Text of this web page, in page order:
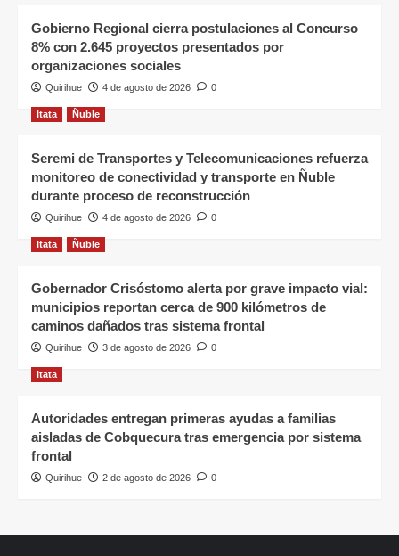
Gobierno Regional cierra postulaciones al Concurso
8% con 2.645 proyectos presentados por
organizaciones sociales
Quirihue 4 de agosto de 2026 0
Itata Ñuble
Seremi de Transportes y Telecomunicaciones refuerza
monitoreo de conectividad y transporte en Ñuble
durante proceso de reconstrucción
Quirihue 4 de agosto de 2026 0
Itata Ñuble
Gobernador Crisóstomo alerta por grave impacto vial:
municipios reportan cerca de 900 kilómetros de
caminos dañados tras sistema frontal
Quirihue 3 de agosto de 2026 0
Itata
Autoridades entregan primeras ayudas a familias
aisladas de Cobquecura tras emergencia por sistema
frontal
Quirihue 2 de agosto de 2026 0